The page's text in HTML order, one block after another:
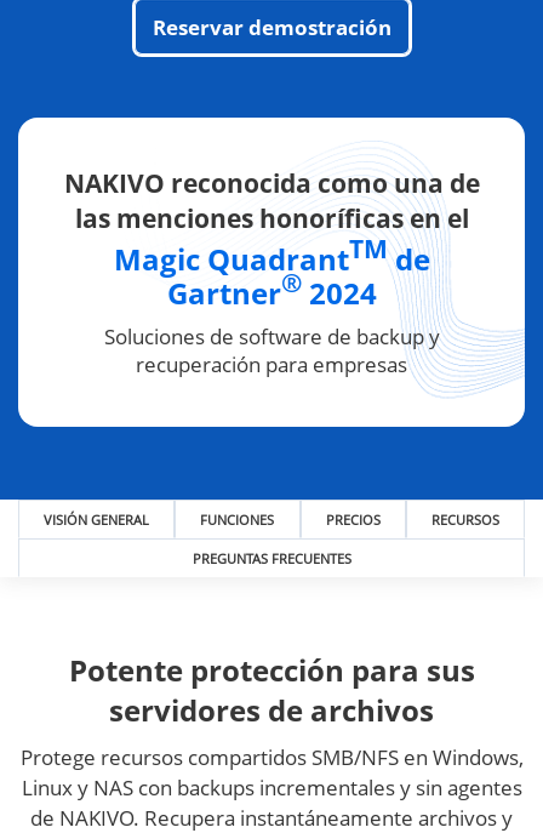
Reservar demostración
NAKIVO reconocida como una de
las menciones honoríficas en el
Magic QuadrantTMde
Gartner®2024
Soluciones de software de backup y
recuperación para empresas
VISIÓN GENERAL FUNCIONES PRECIOS RECURSOS
PREGUNTAS FRECUENTES
Potente protección para sus
servidores de archivos
Protege recursos compartidos SMB/NFS en Windows,
Linux y NAS con backups incrementales y sin agentes
de NAKIVO. Recupera instantáneamente archivos y